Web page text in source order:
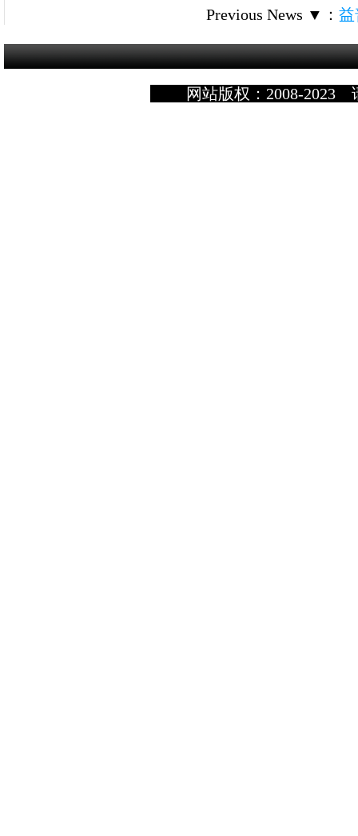
Previous News ▼ ： 益
网站版权：2008-2023